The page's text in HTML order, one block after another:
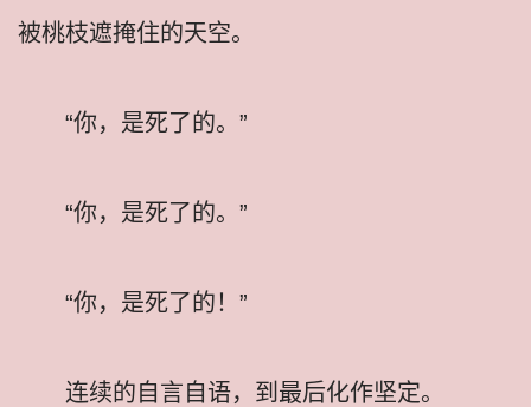
被桃枝遮掩住的天空。
“你，是死了的。”
“你，是死了的。”
“你，是死了的！”
连续的自言自语，到最后化作坚定。